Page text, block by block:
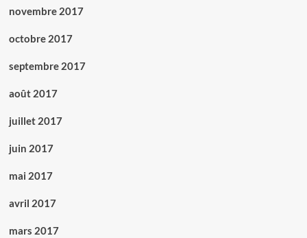
novembre 2017
octobre 2017
septembre 2017
août 2017
juillet 2017
juin 2017
mai 2017
avril 2017
mars 2017